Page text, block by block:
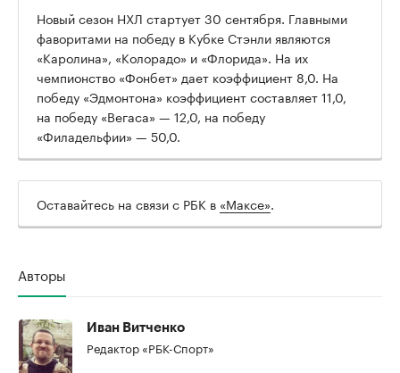
00:00 / 00:00
Новый сезон НХЛ стартует 30 сентября. Главными
фаворитами на победу в Кубке Стэнли являются
«Каролина», «Колорадо» и «Флорида». На их
чемпионство «Фонбет» дает коэффициент 8,0. На
победу «Эдмонтона» коэффициент составляет 11,0,
на победу «Вегаса» — 12,0, на победу
«Филадельфии» — 50,0.
Оставайтесь на связи с РБК в «Максе».
Авторы
Иван Витченко
Редактор «РБК-Спорт»